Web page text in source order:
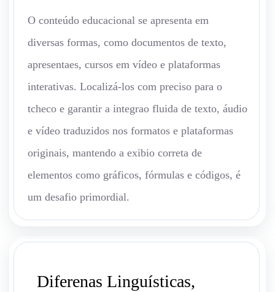
O conteúdo educacional se apresenta em
diversas formas, como documentos de texto,
apresentaes, cursos em vídeo e plataformas
interativas. Localizá-los com preciso para o
tcheco e garantir a integrao fluida de texto, áudio
e vídeo traduzidos nos formatos e plataformas
originais, mantendo a exibio correta de
elementos como gráficos, fórmulas e códigos, é
um desafio primordial.
Diferenas Linguísticas,